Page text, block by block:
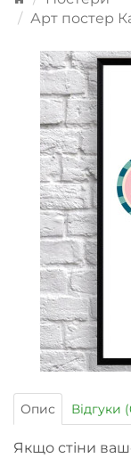
Арт постер
Опис Відгуки
Якщо стіни